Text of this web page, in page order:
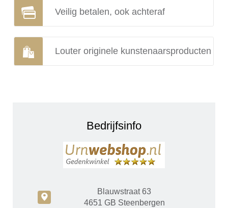
Veilig betalen, ook achteraf
Louter originele kunstenaarsproducten
Bedrijfsinfo
c
Blauwstraat 63
4651 GB Steenbergen